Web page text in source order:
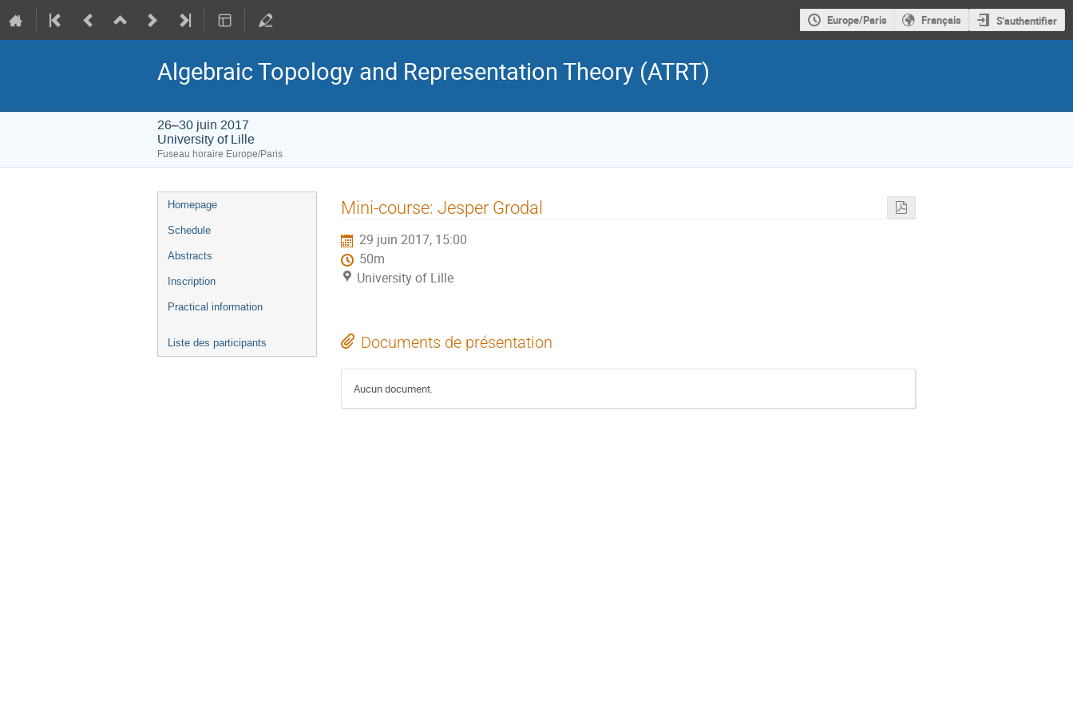
Europe/Paris Français S'authentifier
Algebraic Topology and Representation Theory (ATRT)
26–30 juin 2017
University of Lille
Fuseau horaire Europe/Paris
Menu
de
Homepage
Schedule
Abstracts
Inscription
Practical information
Liste des participants
Mini-course: Jesper Grodal
29 juin 2017, 15:00
50m
University of Lille
Documents de présentation
Aucun document.